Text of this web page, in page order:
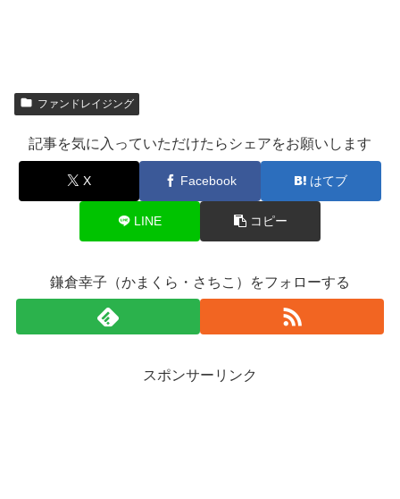
ファンドレイジング
記事を気に入っていただけたらシェアをお願いします
X Facebook はてブ
LINE コピー
鎌倉幸子（かまくら・さちこ）をフォローする
スポンサーリンク